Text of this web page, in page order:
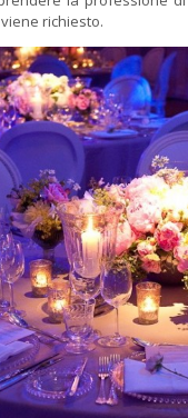
richiesto.